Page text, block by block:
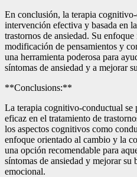
En conclusión, la terapia
intervención efectiva y basada en
trastornos de ansiedad. Su
modificación de pensamientos y
una herramienta poderosa para
síntomas de ansiedad y a mejorar
**Conclusions:**
La terapia cognitivo-conductual
eficaz en el tratamiento de
los aspectos cognitivos como
enfoque orientado al cambio y la
una opción recomendable para
síntomas de ansiedad y mejorar su
emocional.